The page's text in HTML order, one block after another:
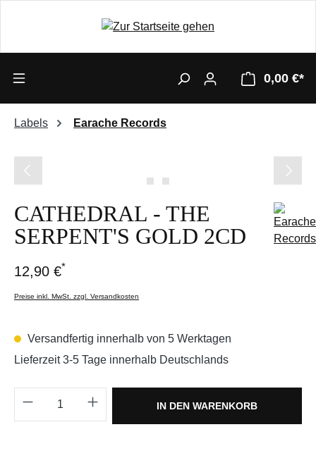
0,00 €*
Labels Earache Records
CATHEDRAL - THE
SERPENT'S GOLD 2CD
12,90 €*
Preise inkl. MwSt. zzgl. Versandkosten
Versandfertig innerhalb von 5 Werktagen
Lieferzeit 3-5 Tage innerhalb Deutschlands
Produkt Anzahl: Gib den gewünschten
IN DEN WARENKORB